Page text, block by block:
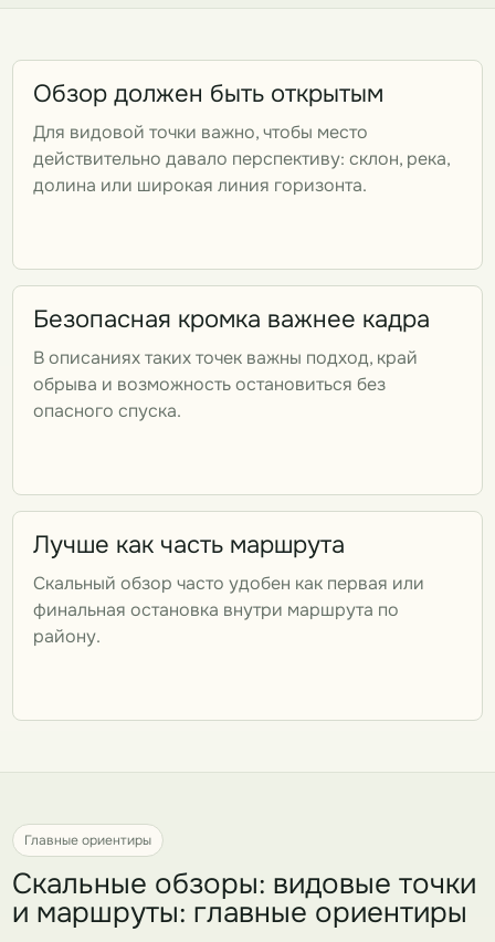
Обзор должен быть открытым
Для видовой точки важно, чтобы место
действительно давало перспективу: склон, река,
долина или широкая линия горизонта.
Безопасная кромка важнее кадра
В описаниях таких точек важны подход, край
обрыва и возможность остановиться без
опасного спуска.
Лучше как часть маршрута
Скальный обзор часто удобен как первая или
финальная остановка внутри маршрута по
району.
Главные ориентиры
Скальные обзоры: видовые точки
и маршруты: главные ориентиры